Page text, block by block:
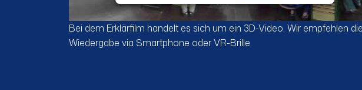
Bei dem Erklärfilm handelt es sich um ein 3D-Video. Wir empfehlen die
Wiedergabe via Smartphone oder VR-Brille.